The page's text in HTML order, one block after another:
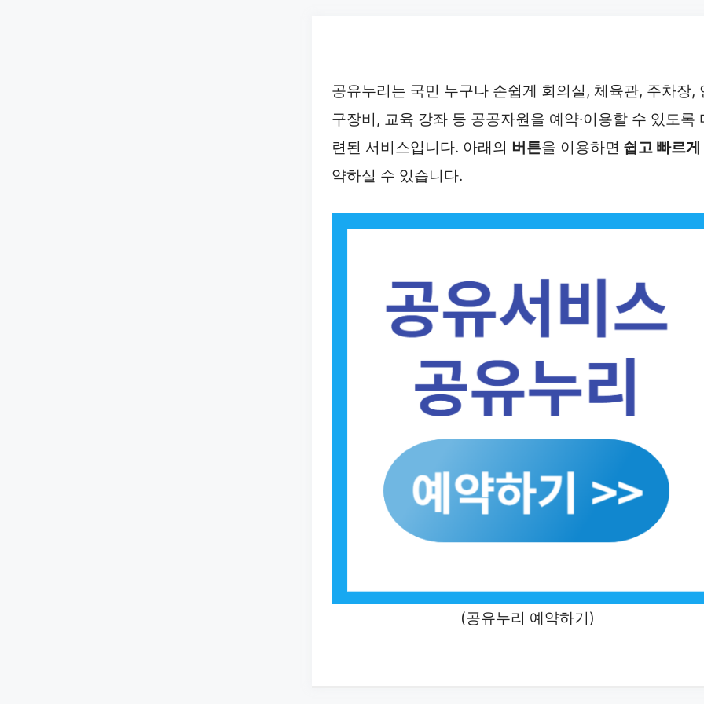
공유누리는 국민 누구나 손쉽게 회의실, 체육관, 주차장,
구장비, 교육 강좌 등 공공자원을 예약·이용할 수 있도록
련된 서비스입니다. 아래의 버튼을 이용하면 쉽고 빠르게
약하실 수 있습니다.
(공유누리 예약하기)